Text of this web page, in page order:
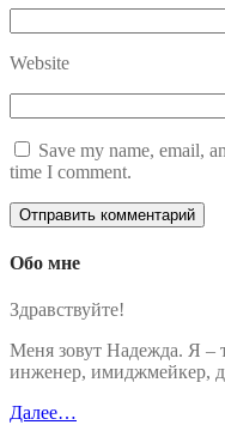
Website
Save my name, email,
time I comment.
Обо мне
Здравствуйте!
Меня зовут Надежда. Я –
инженер, имиджмейкер,
Далее…